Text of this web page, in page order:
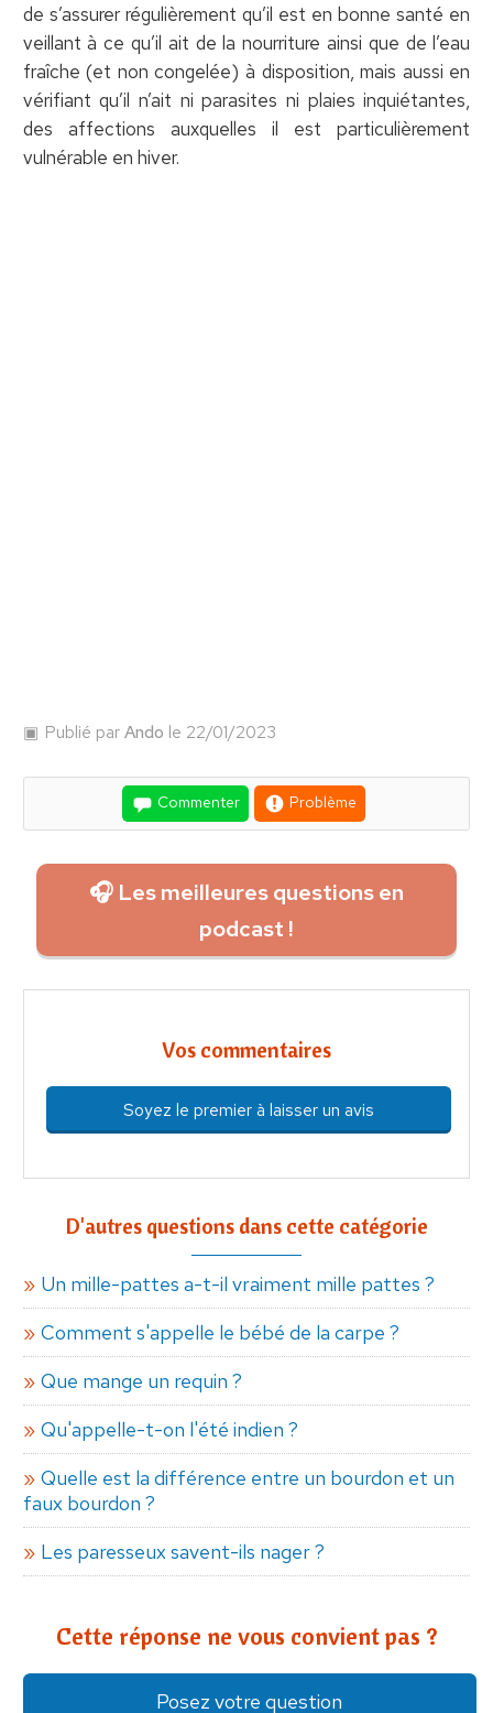
de s’assurer régulièrement qu’il est en bonne santé en
veillant à ce qu’il ait de la nourriture ainsi que de l’eau
fraîche (et non congelée) à disposition, mais aussi en
vérifiant qu’il n’ait ni parasites ni plaies inquiétantes,
des affections auxquelles il est particulièrement
vulnérable en hiver.
Publié parAndo le 22/01/2023
Commenter Problème
🎧 Les meilleures questions en
podcast !
Vos commentaires
Soyez le premier à laisser un avis
D'autres questions dans cette catégorie
Un mille-pattes a-t-il vraiment mille pattes ?
Comment s'appelle le bébé de la carpe ?
Que mange un requin ?
Qu'appelle-t-on l'été indien ?
Quelle est la différence entre un bourdon et un
faux bourdon ?
Les paresseux savent-ils nager ?
Cette réponse ne vous convient pas ?
Posez votre question